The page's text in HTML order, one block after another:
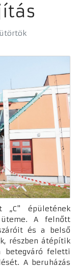
„C" épületének
üteme. A felnőtt
és a belső
részben átépítik
feletti
A beruházás